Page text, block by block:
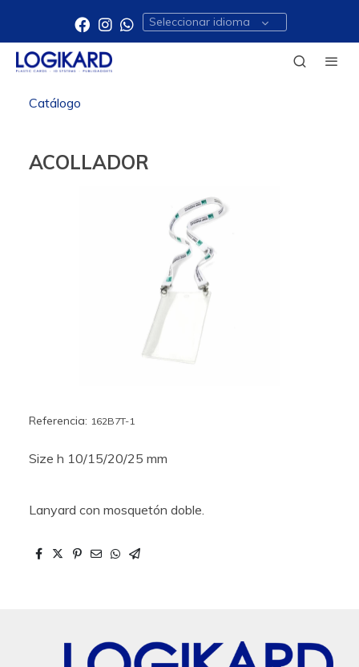
Seleccionar idioma
Catálogo
ACOLLADOR
Referencia: 162B7T-1
Size h 10/15/20/25 mm
Lanyard con mosquetón doble.